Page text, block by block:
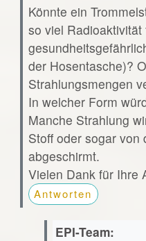
Könnte ein
so viel
der Hosentasche)?
Strahlungsmengen
In welcher Form
Manche Strahlung
Stoff oder sogar von
abgeschirmt.
Vielen Dank für Ihre
Antworten
EPI-Team: